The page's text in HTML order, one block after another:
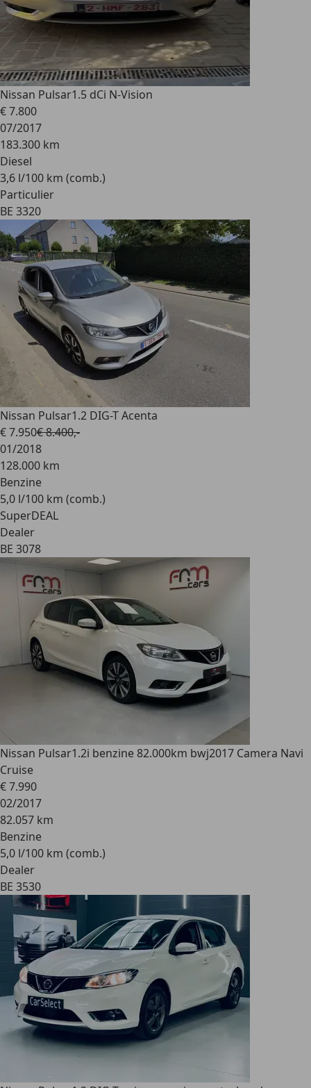
Nissan Pulsar1.5 dCi N-Vision
€ 7.800
07/2017
183.300 km
Diesel
3,6 l/100 km (comb.)
Particulier
BE 3320
Nissan Pulsar1.2 DIG-T Acenta
€ 7.950€ 8.400,-
01/2018
128.000 km
Benzine
5,0 l/100 km (comb.)
SuperDEAL
Dealer
BE 3078
Nissan Pulsar1.2i benzine 82.000km bwj2017 Camera Navi
Cruise
€ 7.990
02/2017
82.057 km
Benzine
5,0 l/100 km (comb.)
Dealer
BE 3530